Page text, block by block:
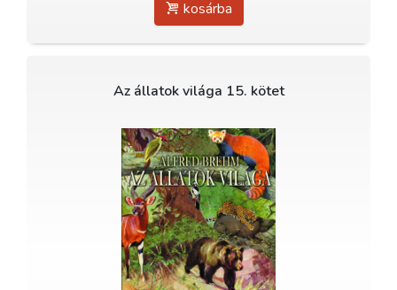
kosárba
Az állatok világa 15. kötet